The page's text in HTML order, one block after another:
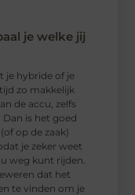
je welke jij
je hybride of je
zo makkelijk
de accu, zelfs
is het goed
op de zaak)
je zeker weet
weg kunt rijden.
dat het
te vinden om je